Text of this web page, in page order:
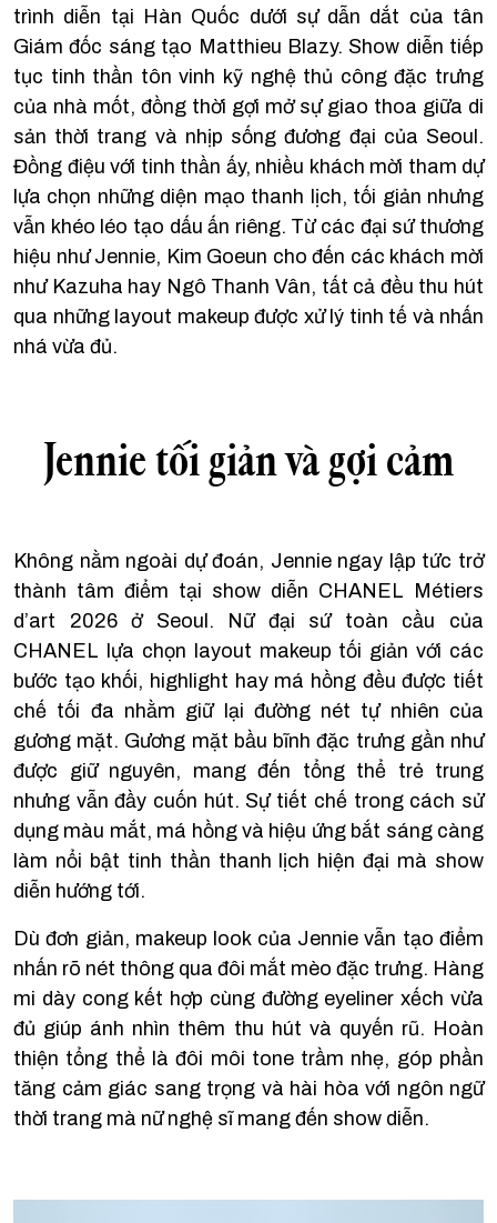
trình diễn tại Hàn Quốc dưới sự dẫn dắt của tân
Giám đốc sáng tạo Matthieu Blazy. Show diễn tiếp
tục tinh thần tôn vinh kỹ nghệ thủ công đặc trưng
của nhà mốt, đồng thời gợi mở sự giao thoa giữa di
sản thời trang và nhịp sống đương đại của Seoul.
Đồng điệu với tinh thần ấy, nhiều khách mời tham dự
lựa chọn những diện mạo thanh lịch, tối giản nhưng
vẫn khéo léo tạo dấu ấn riêng. Từ các đại sứ thương
hiệu như Jennie, Kim Goeun cho đến các khách mời
như Kazuha hay Ngô Thanh Vân, tất cả đều thu hút
qua những layout makeup được xử lý tinh tế và nhấn
nhá vừa đủ.
Jennie tối giản và gợi cảm
Không nằm ngoài dự đoán, Jennie ngay lập tức trở
thành tâm điểm tại show diễn CHANEL Métiers
d’art 2026 ở Seoul. Nữ đại sứ toàn cầu của
CHANEL lựa chọn layout makeup tối giản với các
bước tạo khối, highlight hay má hồng đều được tiết
chế tối đa nhằm giữ lại đường nét tự nhiên của
gương mặt. Gương mặt bầu bĩnh đặc trưng gần như
được giữ nguyên, mang đến tổng thể trẻ trung
nhưng vẫn đầy cuốn hút. Sự tiết chế trong cách sử
dụng màu mắt, má hồng và hiệu ứng bắt sáng càng
làm nổi bật tinh thần thanh lịch hiện đại mà show
diễn hướng tới.
Dù đơn giản, makeup look của Jennie vẫn tạo điểm
nhấn rõ nét thông qua đôi mắt mèo đặc trưng. Hàng
mi dày cong kết hợp cùng đường eyeliner xếch vừa
đủ giúp ánh nhìn thêm thu hút và quyến rũ. Hoàn
thiện tổng thể là đôi môi tone trầm nhẹ, góp phần
tăng cảm giác sang trọng và hài hòa với ngôn ngữ
thời trang mà nữ nghệ sĩ mang đến show diễn.